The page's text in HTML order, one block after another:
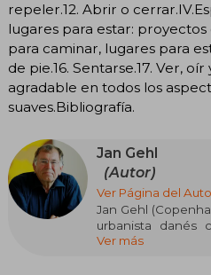
repeler.12. Abrir o
lugares para estar: proyectos
para caminar, lugares para
de pie.16. Sentarse.17. Ver,
agradable en todos los
suaves.Bibliografía.
Jan Gehl
(Autor)
Ver Página del
Jan Gehl
urbanista danés
urbanismo
Ver más